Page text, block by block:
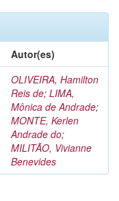
Autor(es)
OLIVEIRA, Hamilton
Reis de; LIMA,
Mônica de Andrade;
MONTE, Kerlen
Andrade do;
MILITÃO, Vivianne
Benevides